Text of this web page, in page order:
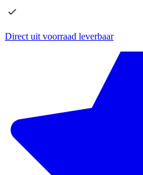
Direct uit voorraad leverbaar